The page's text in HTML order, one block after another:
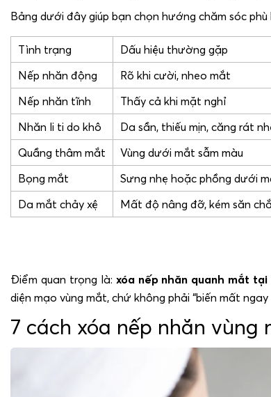
Bảng dưới đây giúp bạn chọn hướng chăm sóc phù
Tình trạng Dấu hiệu thường gặp
Nếp nhăn động
Rõ khi cười, nheo mắt
Nếp nhăn tĩnh
Thấy cả khi mặt nghỉ
Nhăn li ti do khô
Da sần, thiếu mịn, căng rát
Quầng thâm mắt
Vùng dưới mắt sẫm màu
Bọng mắt
Sưng nhẹ hoặc phồng dưới
Da mắt chảy xệ
Mất độ nâng đỡ, kém săn
Điểm quan trọng là: xóa nếp nhăn quanh mắt tại
diện mạo vùng mắt, chứ không phải “biến mất ngay
7 cách xóa nếp nhăn